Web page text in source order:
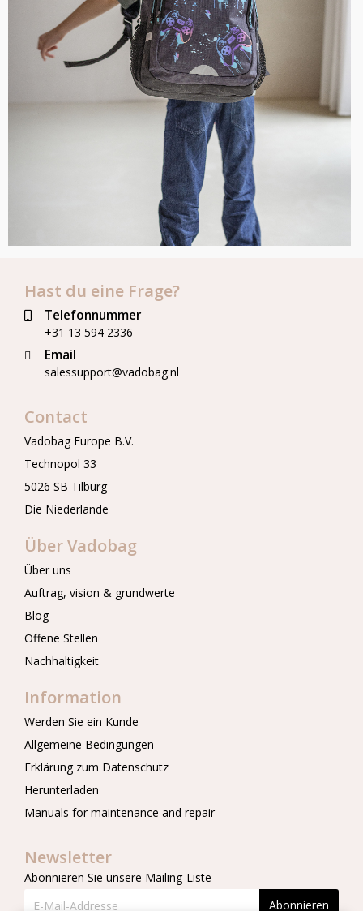
Hast du eine Frage?
Telefonnummer
+31 13 594 2336
Email
salessupport@vadobag.nl
Contact
Vadobag Europe B.V.
Technopol 33
5026 SB Tilburg
Die Niederlande
Über Vadobag
Über uns
Auftrag, vision & grundwerte
Blog
Offene Stellen
Nachhaltigkeit
Information
Werden Sie ein Kunde
Allgemeine Bedingungen
Erklärung zum Datenschutz
Herunterladen
Manuals for maintenance and repair
Newsletter
Abonnieren Sie unsere Mailing-Liste
Abonnieren